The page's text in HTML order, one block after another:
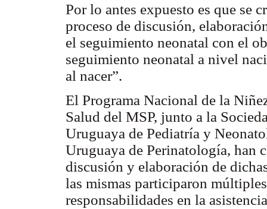
Por lo antes expuesto es que se
proceso de discusión,
el seguimiento neonatal con el
seguimiento neonatal a nivel
al nacer”.
El Programa Nacional de la
Salud del MSP, junto a la
Uruguaya de Pediatría y
Uruguaya de Perinatología, han
discusión y elaboración de
las mismas participaron
responsabilidades en la